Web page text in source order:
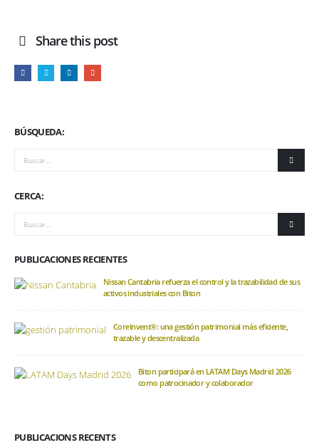
Share this post
BÚSQUEDA:
CERCA:
PUBLICACIONES RECIENTES
Nissan Cantabria refuerza el control y la trazabilidad de sus
activos industriales con Biton
CoreInvent®: una gestión patrimonial más eficiente,
trazable y descentralizada
Biton participará en LATAM Days Madrid 2026
como patrocinador y colaborador
PUBLICACIONS RECENTS